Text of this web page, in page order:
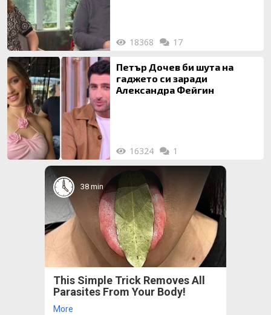
18368 17
Петър Дочев би шута на
гаджето си заради
Александра Фейгин
16324 1
38 min
This Simple Trick Removes All
Parasites From Your Body!
More